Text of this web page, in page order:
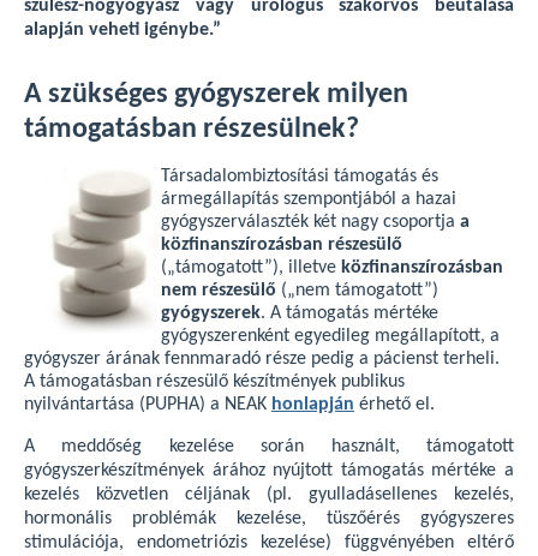
szülész-nőgyógyász vagy urológus szakorvos beutalása
alapján veheti igénybe.”
A szükséges gyógyszerek milyen
támogatásban részesülnek?
Társadalombiztosítási támogatás és
ármegállapítás szempontjából a hazai
gyógyszerválaszték két nagy csoportja a
közfinanszírozásban részesülő
(„támogatott”), illetve közfinanszírozásban
nem részesülő („nem támogatott”)
gyógyszerek. A támogatás mértéke
gyógyszerenként egyedileg megállapított, a
gyógyszer árának fennmaradó része pedig a pácienst terheli.
A támogatásban részesülő készítmények publikus
nyilvántartása (PUPHA) a NEAK honlapján érhető el.
A meddőség kezelése során használt, támogatott
gyógyszerkészítmények árához nyújtott támogatás mértéke a
kezelés közvetlen céljának (pl. gyulladásellenes kezelés,
hormonális problémák kezelése, tüszőérés gyógyszeres
stimulációja, endometriózis kezelése) függvényében eltérő